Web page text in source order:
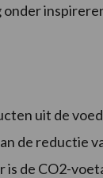
uit de
de reductie
de CO2-